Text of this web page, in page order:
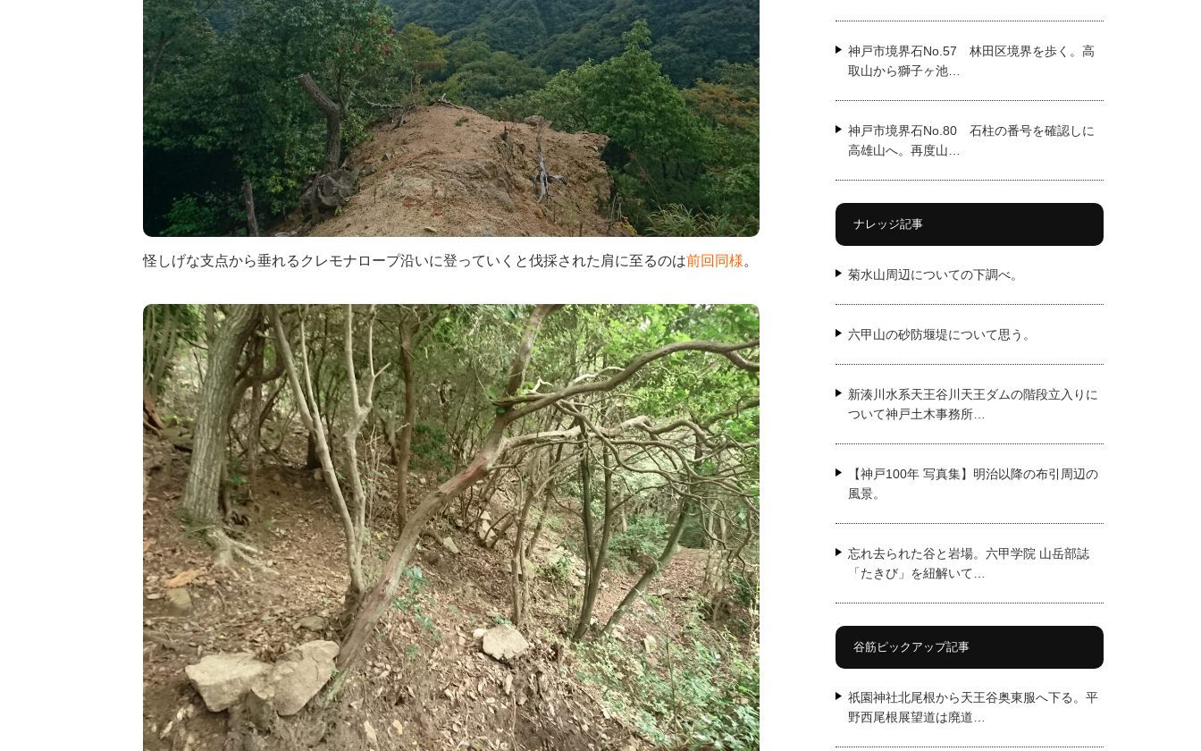
怪しげな支点から垂れるクレモナロープ沿いに登っていくと伐採された肩に至るのは前回同様。
神戸市境界石No.57 林田区境界を歩く。高
取山から獅子ヶ池…
神戸市境界石No.80 石柱の番号を確認しに
高雄山へ。再度山…
ナレッジ記事
菊水山周辺についての下調べ。
六甲山の砂防堰堤について思う。
新湊川水系天王谷川天王ダムの階段立入りに
ついて神戸土木事務所…
【神戸100年 写真集】明治以降の布引周辺の
風景。
忘れ去られた谷と岩場。六甲学院 山岳部誌
「たきび」を紐解いて…
谷筋ピックアップ記事
祇園神社北尾根から天王谷奥東服へ下る。平
野西尾根展望道は廃道…